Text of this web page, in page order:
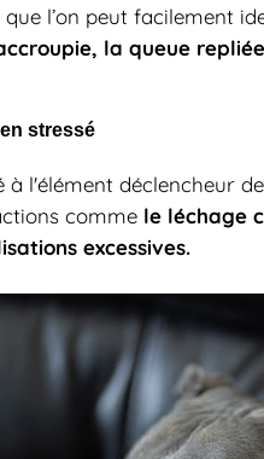
l’on peut facilement
la queue
stressé
l'élément déclencheur
comme le léchage
excessives.